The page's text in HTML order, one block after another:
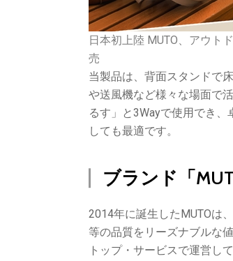
日本初上陸 MUTO、アウト
売
当製品は、背面スタンドで
や送風機など様々な場面で
るす」と3Wayで使用でき
しても最適です。
ブランド「
2014年に誕生したMUTOは
等の品質をリーズナブルな
トップ・サービスで運営し